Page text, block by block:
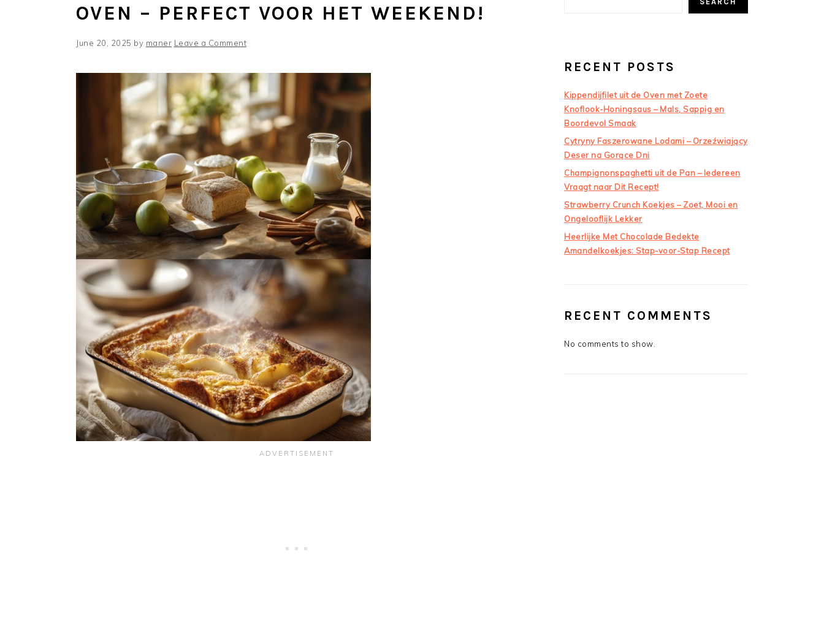
OVEN – PERFECT VOOR HET WEEKEND!
June 20, 2025 by maner Leave a Comment
RECENT POSTS
Kippendijfilet uit de Oven met Zoete
Knoflook-Honingsaus – Mals, Sappig en
Boordevol Smaak
Cytryny Faszerowane Lodami – Orzeźwiający
Deser na Gorące Dni
Champignonspaghetti uit de Pan – Iedereen
Vraagt naar Dit Recept!
Strawberry Crunch Koekjes – Zoet, Mooi en
Ongelooflijk Lekker
Heerlijke Met Chocolade Bedekte
Amandelkoekjes: Stap-voor-Stap Recept
RECENT COMMENTS
No comments to show.